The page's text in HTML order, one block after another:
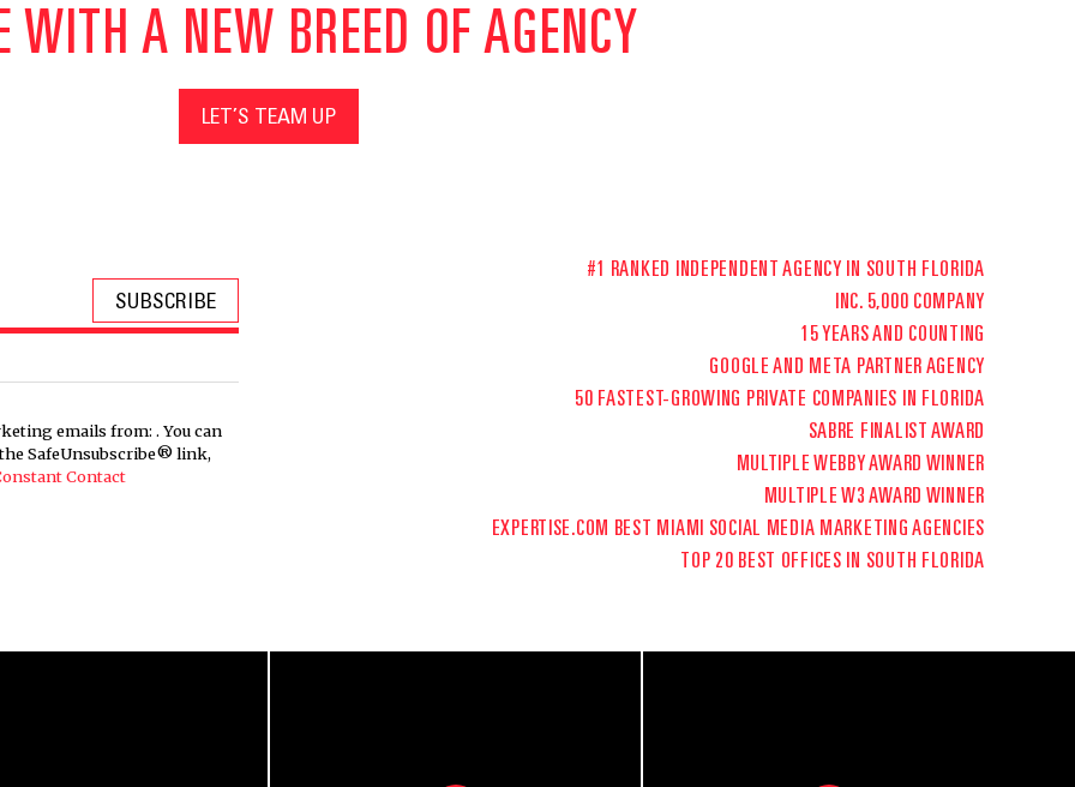
WITH A NEW BREED OF AGENCY
LET’S TEAM UP
emails from: . You can
SafeUnsubscribe® link,
Contact
#1 RANKED INDEPENDENT AGENCY IN SOUTH FLORIDA
INC. 5,000 COMPANY
15 YEARS AND COUNTING
GOOGLE AND META PARTNER AGENCY
50 FASTEST-GROWING PRIVATE COMPANIES IN FLORIDA
SABRE FINALIST AWARD
MULTIPLE WEBBY AWARD WINNER
MULTIPLE W3 AWARD WINNER
EXPERTISE.COM BEST MIAMI SOCIAL MEDIA MARKETING AGENCIES
TOP 20 BEST OFFICES IN SOUTH FLORIDA